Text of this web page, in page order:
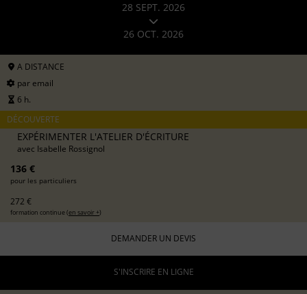
28 SEPT. 2026
26 OCT. 2026
A DISTANCE
par email
6 h.
DÉCOUVERTE
EXPÉRIMENTER L'ATELIER D'ÉCRITURE
avec Isabelle Rossignol
136 €
pour les particuliers
272 €
formation continue (en savoir +)
DEMANDER UN DEVIS
S'INSCRIRE EN LIGNE